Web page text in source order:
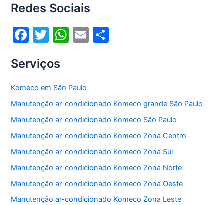
Redes Sociais
F
c
e
b
o
o
k
T
itt
er
W
s
A
p
p
E
Serviços
Komeco em São Paulo
Manutenção ar-condicionado Komeco grande São Paulo
Manutenção ar-condicionado Komeco São Paulo
Manutenção ar-condicionado Komeco Zona Centro
Manutenção ar-condicionado Komeco Zona Sul
Manutenção ar-condicionado Komeco Zona Norte
Manutenção ar-condicionado Komeco Zona Oeste
Manutenção ar-condicionado Komeco Zona Leste